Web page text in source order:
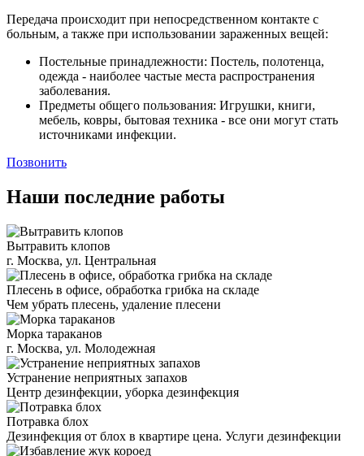
Передача происходит при непосредственном контакте с
больным, а также при использовании зараженных вещей:
Постельные принадлежности: Постель, полотенца,
одежда - наиболее частые места распространения
заболевания.
Предметы общего пользования: Игрушки, книги,
мебель, ковры, бытовая техника - все они могут стать
источниками инфекции.
Позвонить
Наши последние работы
Вытравить клопов
г. Москва, ул. Центральная
Плесень в офисе, обработка грибка на складе
Чем убрать плесень, удаление плесени
Морка тараканов
г. Москва, ул. Молодежная
Устранение неприятных запахов
Центр дезинфекции, уборка дезинфекция
Потравка блох
Дезинфекция от блох в квартире цена. Услуги дезинфекции